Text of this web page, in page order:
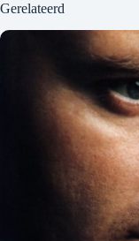
Gerelateerd